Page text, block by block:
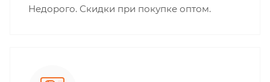
Недорого. Скидки при покупке оптом.